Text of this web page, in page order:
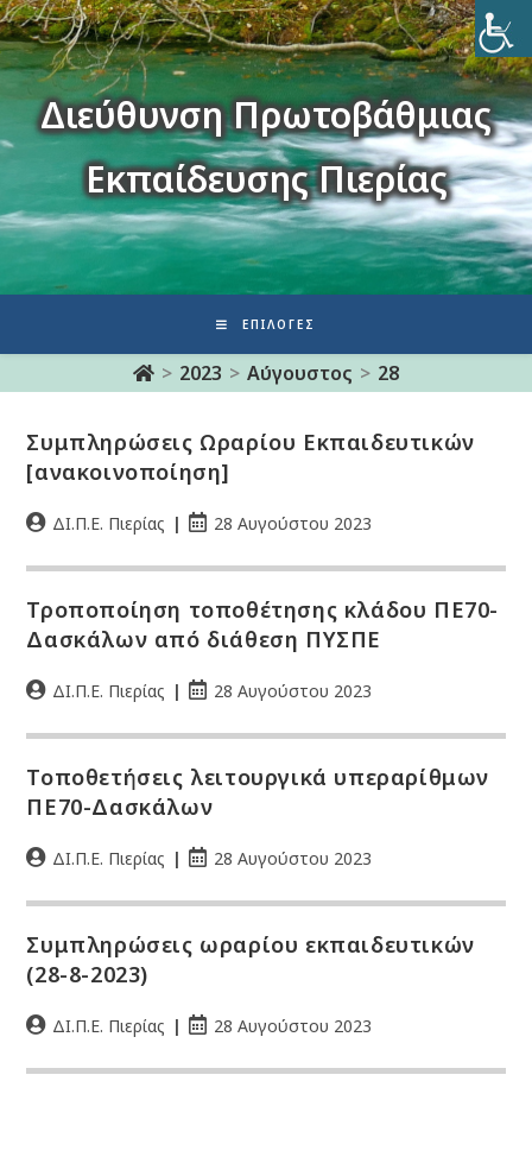
Διεύθυνση Πρωτοβάθμιας
Εκπαίδευσης Πιερίας
ΕΠΙΛΟΓΈΣ
> 2023 > Αύγουστος > 28
Συμπληρώσεις Ωραρίου Εκπαιδευτικών
[ανακοινοποίηση]
ΔΙ.Π.Ε. Πιερίας 28 Αυγούστου 2023
Τροποποίηση τοποθέτησης κλάδου ΠΕ70-
Δασκάλων από διάθεση ΠΥΣΠΕ
ΔΙ.Π.Ε. Πιερίας 28 Αυγούστου 2023
Τοποθετήσεις λειτουργικά υπεραρίθμων
ΠΕ70-Δασκάλων
ΔΙ.Π.Ε. Πιερίας 28 Αυγούστου 2023
Συμπληρώσεις ωραρίου εκπαιδευτικών
(28-8-2023)
ΔΙ.Π.Ε. Πιερίας 28 Αυγούστου 2023